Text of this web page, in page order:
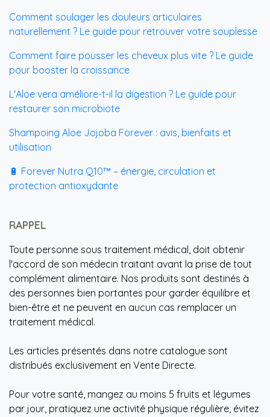
Comment soulager les douleurs articulaires
naturellement ? Le guide pour retrouver votre souplesse
Comment faire pousser les cheveux plus vite ? Le guide
pour booster la croissance
L'Aloe vera améliore-t-il la digestion ? Le guide pour
restaurer son microbiote
Shampoing Aloe Jojoba Forever : avis, bienfaits et
utilisation
🔋 Forever Nutra Q10™ – énergie, circulation et
protection antioxydante
RAPPEL
Toute personne sous traitement médical, doit obtenir
l'accord de son médecin traitant avant la prise de tout
complément alimentaire. Nos produits sont destinés à
des personnes bien portantes pour garder équilibre et
bien-être et ne peuvent en aucun cas remplacer un
traitement médical.
Les articles présentés dans notre catalogue sont
distribués exclusivement en Vente Directe.
Pour votre santé, mangez au moins 5 fruits et légumes
par jour, pratiquez une activité physique régulière, évitez